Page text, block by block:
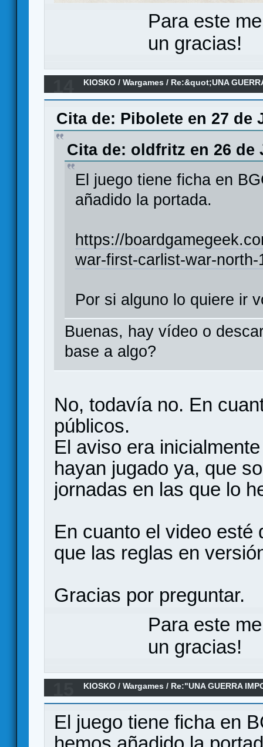
Para este
un gracias!
KIOSKO /Wargames / Re:&quot;UNA
Carlista en el norte (1834-1838)&quot;
Cita de: Pibolete en 27 de
Cita de: oldfritz en 26 de
El juego tiene ficha en
añadido la portada.
https://
war-first-carlist-war-north-
Por si alguno lo quiere ir
Buenas, hay vídeo o
base a algo?
No, todavía no. En
públicos.
El aviso era
hayan jugado ya, que
jornadas en las que lo
En cuanto el video esté
que las reglas en
Gracias por preguntar.
Para este
un gracias!
KIOSKO /Wargames / Re:"UNA GUERRA
El juego tiene ficha en